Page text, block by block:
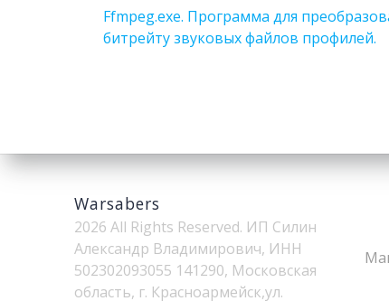
по
Previous
post:
Ffmpeg.exe. Программа для
битрейту звуковых файлов профилей.
Warsabers
2026 All Rights Reserved. ИП Силин
Александр Владимирович, ИНН
502302093055 141290, Московская
область, г. Красноармейск,ул.